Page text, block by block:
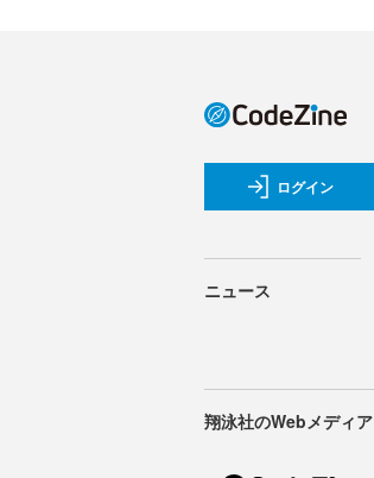
ログイン
ニュース
翔泳社のWebメディア